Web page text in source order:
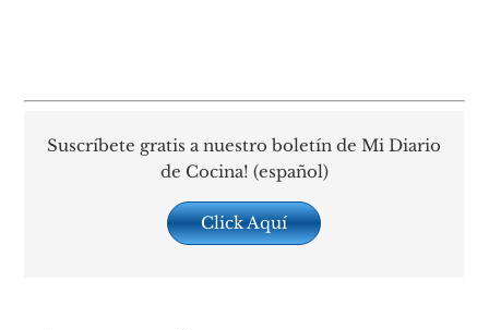
Suscríbete gratis a nuestro boletín de Mi Diario
de Cocina! (español)
Click Aquí